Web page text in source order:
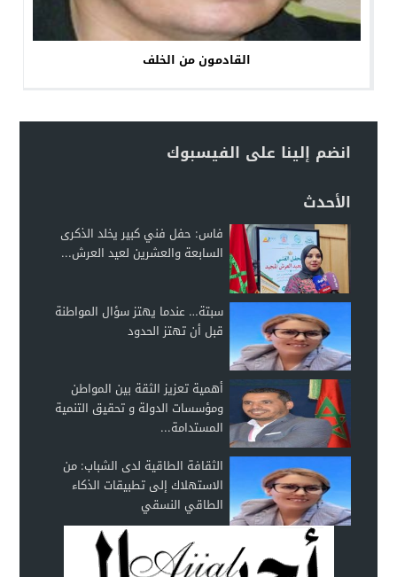
القادمون من الخلف
انضم إلينا على الفيسبوك
الأحدث
فاس: حفل فني كبير يخلد الذكرى
السابعة والعشرين لعيد العرش...
سبتة… عندما يهتز سؤال المواطنة
قبل أن تهتز الحدود
أهمية تعزيز الثقة بين المواطن
ومؤسسات الدولة و تحقيق التنمية
المستدامة...
الثقافة الطاقية لدى الشباب: من
الاستهلاك إلى تطبيقات الذكاء
الطاقي النسقي